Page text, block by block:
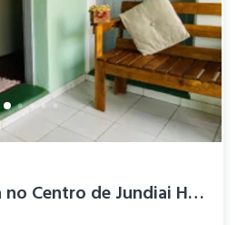
Pensão Masculina no Centro de Jundiai Ho...